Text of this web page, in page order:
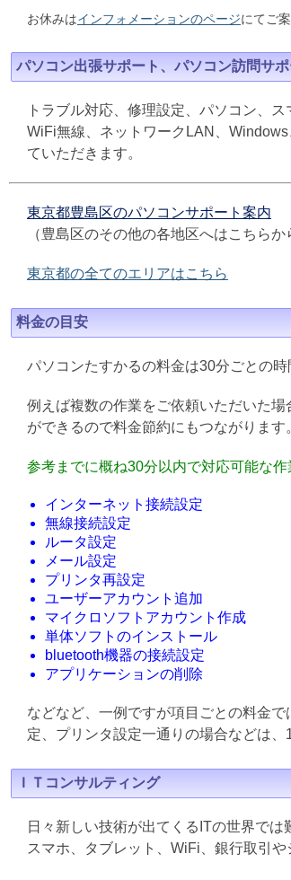
お休みはインフォメーションのページにてご
パソコン出張サポート、パソコン訪問サ
トラブル対応、修理設定、パソコン、
WiFi無線、ネットワークLAN、
ていただきます。
東京都豊島区のパソコンサポート案内
（豊島区のその他の各地区へはこちらか
東京都の全てのエリアはこちら
料金の目安
パソコンたすかるの料金は30分ごとの時
例えば複数の作業をご依頼いただいた
ができるので料金節約にもつながります
参考までに概ね30分以内で対応可能な作
インターネット接続設定
無線接続設定
ルータ設定
メール設定
プリンタ再設定
ユーザーアカウント追加
マイクロソフトアカウント作成
単体ソフトのインストール
bluetooth機器の接続設定
アプリケーションの削除
などなど、一例ですが項目ごとの料金
定、プリンタ設定一通りの場合などは
ＩＴコンサルティング
日々新しい技術が出てくるITの世界では
スマホ、タブレット、WiFi、銀行取引